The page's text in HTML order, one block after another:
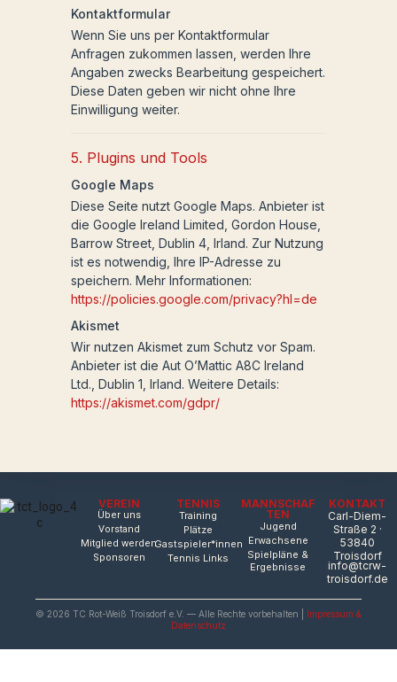
Kontaktformular
Wenn Sie uns per Kontaktformular
Anfragen zukommen lassen, werden Ihre
Angaben zwecks Bearbeitung gespeichert.
Diese Daten geben wir nicht ohne Ihre
Einwilligung weiter.
5. Plugins und Tools
Google Maps
Diese Seite nutzt Google Maps. Anbieter ist
die Google Ireland Limited, Gordon House,
Barrow Street, Dublin 4, Irland. Zur Nutzung
ist es notwendig, Ihre IP-Adresse zu
speichern. Mehr Informationen:
https://policies.google.com/privacy?hl=de
Akismet
Wir nutzen Akismet zum Schutz vor Spam.
Anbieter ist die Aut O’Mattic A8C Ireland
Ltd., Dublin 1, Irland. Weitere Details:
https://akismet.com/gdpr/
VEREIN
Über uns
Vorstand
Mitglied werden
Sponsoren
TENNIS
Training
Plätze
Gastspieler*innen
Tennis Links
MANNSCHAF
TEN
Jugend
Erwachsene
Spielpläne &
Ergebnisse
KONTAKT
Carl-Diem-
Straße 2 ·
53840
Troisdorf
info@tcrw-
troisdorf.de
© 2026 TC Rot-Weiß Troisdorf e.V. — Alle Rechte vorbehalten | Impressum &
Datenschutz